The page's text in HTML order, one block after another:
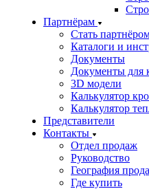
Партнёрам
Стать
Каталоги и
Документы
Документы для
3D модели
Калькулятор
Калькулятор
Представители
Контакты
Отдел продаж
Руководство
География
Где купить